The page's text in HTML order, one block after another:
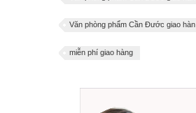
Văn phòng phẩm Cần Đước giao hàn
miễn phí giao hàng